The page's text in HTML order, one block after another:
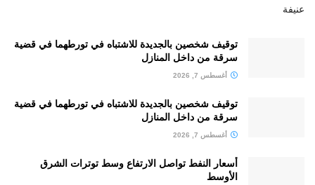
عنيفة
توقيف شخصين بالجديدة للاشتباه في تورطهما في قضية
سرقة من داخل المنازل
أغسطس 7, 2026
توقيف شخصين بالجديدة للاشتباه في تورطهما في قضية
سرقة من داخل المنازل
أغسطس 7, 2026
أسعار النفط تواصل الارتفاع وسط توترات الشرق
الأوسط